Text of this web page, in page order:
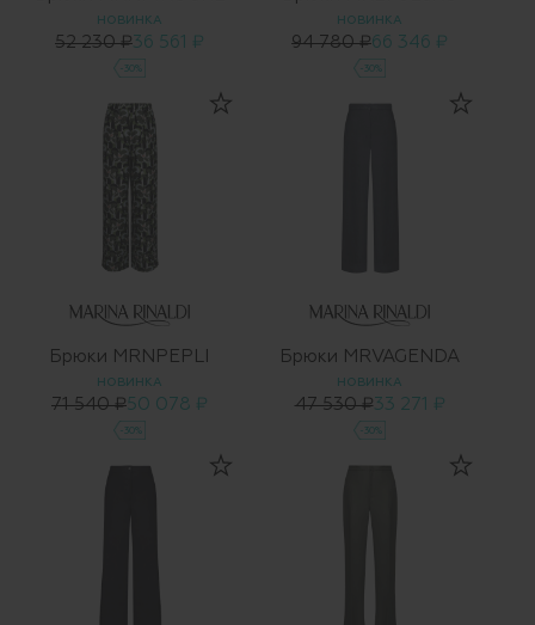
НОВИНКА
52 230 ₽36 561 ₽
-30%
НОВИНКА
94 780 ₽66 346 ₽
-30%
Брюки MRNPEPLI
НОВИНКА
71 540 ₽50 078 ₽
-30%
Брюки MRVAGENDA
НОВИНКА
47 530 ₽ 33 271 ₽
-30%